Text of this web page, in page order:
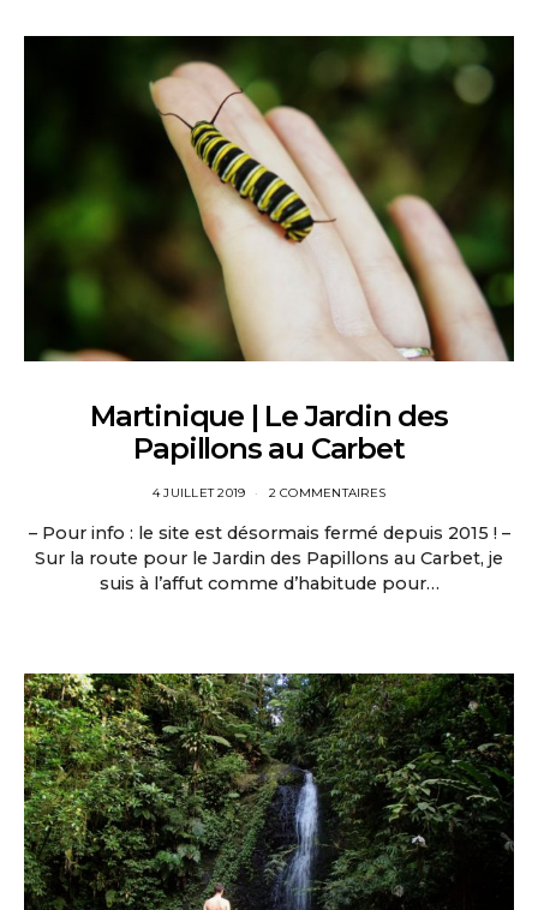
Martinique | Le Jardin des
Papillons au Carbet
4 JUILLET 2019 2 COMMENTAIRES
– Pour info : le site est désormais fermé depuis 2015 ! –
Sur la route pour le Jardin des Papillons au Carbet, je
suis à l’affut comme d’habitude pour…